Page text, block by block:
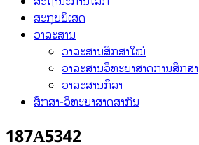
ສະກຸບພິເສດ
ວາລະສານ
ວາລະສານສຶກສາໃໝ່
ວາລະສານວິທະຍາສາດການສຶກສາ
ວາລະສານກິລາ
ສຶກສາ-ວິທະຍາສາດສາກົນ
187A5342